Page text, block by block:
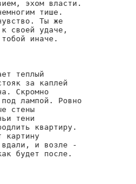
эхом власти.
тише.
Ты же
своей удаче,
иначе.
теплый
за каплей
Скромно
под лампой. Ровно
стены
тени
квартиру.
картину
и возле -
будет после.